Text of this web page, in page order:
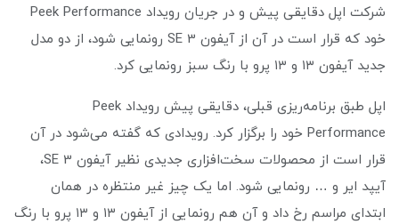
شرکت اپل دقایقی پیش و در جریان رویداد Peek Performance
خود که قرار است در آن از آیفون SE 3 رونمایی شود، از دو مدل
جدید آیفون ۱۳ و ۱۳ پرو با رنگ سبز رونمایی کرد.
اپل طبق برنامه‌ریزی قبلی، دقایقی پیش رویداد Peek
Performance خود را برگزار کرد. رویدادی که گفته می‌شود در آن
قرار است از محصولات سخت‌افزاری جدیدی نظیر آیفون SE 3،
آیپد ایر و … رونمایی شود. اما یک چیز غیر منتظره در همان
ابتدای مراسم رخ داد و آن هم رونمایی از آیفون ۱۳ و ۱۳ پرو با رنگ